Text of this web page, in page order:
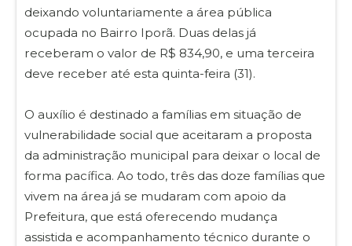
deixando voluntariamente a área pública
ocupada no Bairro Iporã. Duas delas já
receberam o valor de R$ 834,90, e uma terceira
deve receber até esta quinta-feira (31).
O auxílio é destinado a famílias em situação de
vulnerabilidade social que aceitaram a proposta
da administração municipal para deixar o local de
forma pacífica. Ao todo, três das doze famílias que
vivem na área já se mudaram com apoio da
Prefeitura, que está oferecendo mudança
assistida e acompanhamento técnico durante o